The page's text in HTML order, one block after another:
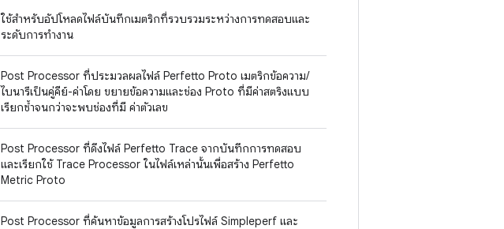
ใช้สําหรับอัปโหลดไฟล์บันทึกเมตริกที่รวบรวมระหว่างการทดสอบและ
ระดับการทํางาน
Post Processor ที่ประมวลผลไฟล์ Perfetto Proto เมตริกข้อความ/
ไบนารีเป็นคู่คีย์-ค่าโดย ขยายข้อความและช่อง Proto ที่มีค่าสตริงแบบ
เรียกซ้ำจนกว่าจะพบช่องที่มี ค่าตัวเลข
Post Processor ที่ดึงไฟล์ Perfetto Trace จากบันทึกการทดสอบ
และเรียกใช้ Trace Processor ในไฟล์เหล่านั้นเพื่อสร้าง Perfetto
Metric Proto
Post Processor ที่ค้นหาข้อมูลการสร้างโปรไฟล์ Simpleperf และ